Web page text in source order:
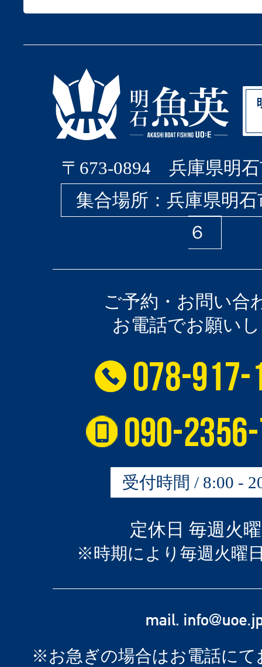
〒673-0894 兵庫県明石
集合場所：兵庫県明
６
ご予約・お問い合
お電話でお願い
受付時間 / 8:00 -
定休日 毎週火
※時期により毎週火曜
※お急ぎの場合はお電話にて